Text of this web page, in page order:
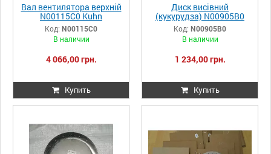
Вал вентилятора верхній
N00115C0 Kuhn
Код: N00115C0
В наличии
4 066,00 грн.
Купить
Диск висівний
(кукурудза) N00905B0
Kuhn
Код: N00905B0
В наличии
1 234,00 грн.
Купить